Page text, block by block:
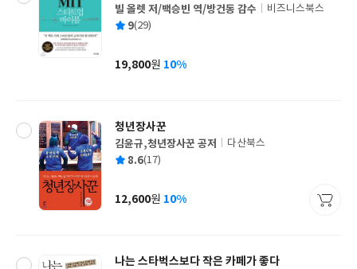
글
쓴
빌 올렛 저/백승빈 역/방건동 감수
출
사
비즈니스북스
평 9(29)
가
19,800원 10%
청년장사꾼
글
쓴
김윤규,청년장사꾼 공저
출
사
다산북스
평 8.6(17)
가
12,600원 10%
나는 스타벅스보다 작은 카페가 좋다